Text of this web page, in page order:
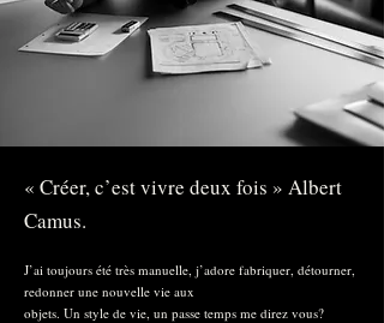
« Créer, c’est vivre deux fois » Albert
Camus.
J’ai toujours été très manuelle, j’adore fabriquer, détourner,
redonner une nouvelle vie aux
objets. Un style de vie , un passe temps me direz vous?